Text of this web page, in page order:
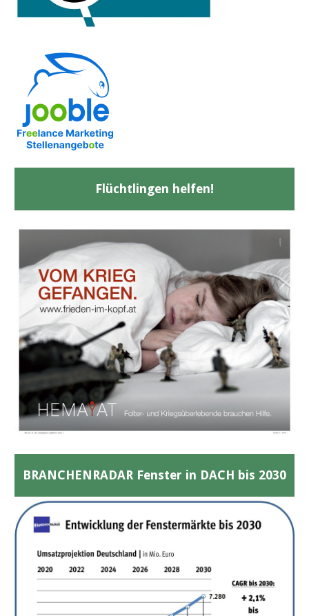
Flüchtlingen helfen!
BRANCHENRADAR Fenster in DACH bis 2030